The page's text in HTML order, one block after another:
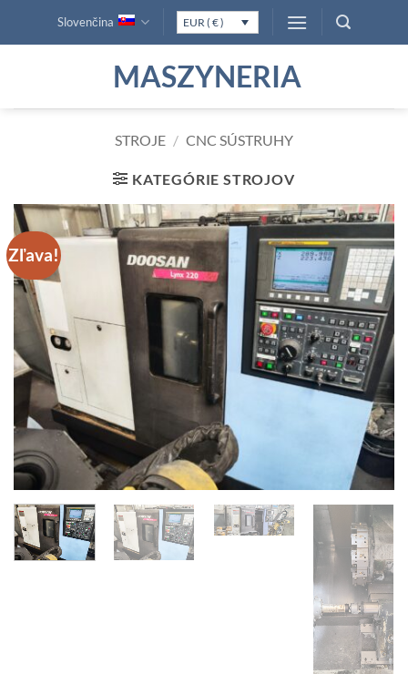
Slovenčina EUR ( € )
MASZYNERIA
STROJE / CNC SÚSTRUHY
KATEGÓRIE STROJOV
Zľava!